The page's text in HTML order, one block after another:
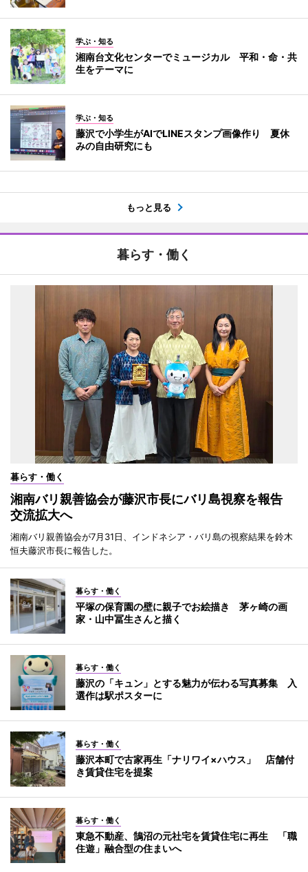
学ぶ・知る
湘南台文化センターでミュージカル 平和・命・共
生をテーマに
学ぶ・知る
藤沢で小学生がAIでLINEスタンプ画像作り 夏休
みの自由研究にも
もっと見る
暮らす・働く
暮らす・働く
湘南バリ親善協会が藤沢市長にバリ島視察を報告
交流拡大へ
湘南バリ親善協会が7月31日、インドネシア・バリ島の視察結果を鈴木
恒夫藤沢市長に報告した。
暮らす・働く
平塚の保育園の壁に親子でお絵描き 茅ヶ崎の画
家・山中冨生さんと描く
暮らす・働く
藤沢の「キュン」とする魅力が伝わる写真募集 入
選作は駅ポスターに
暮らす・働く
藤沢本町で古家再生「ナリワイ×ハウス」 店舗付
き賃貸住宅を提案
暮らす・働く
東急不動産、鵠沼の元社宅を賃貸住宅に再生 「職
住遊」融合型の住まいへ